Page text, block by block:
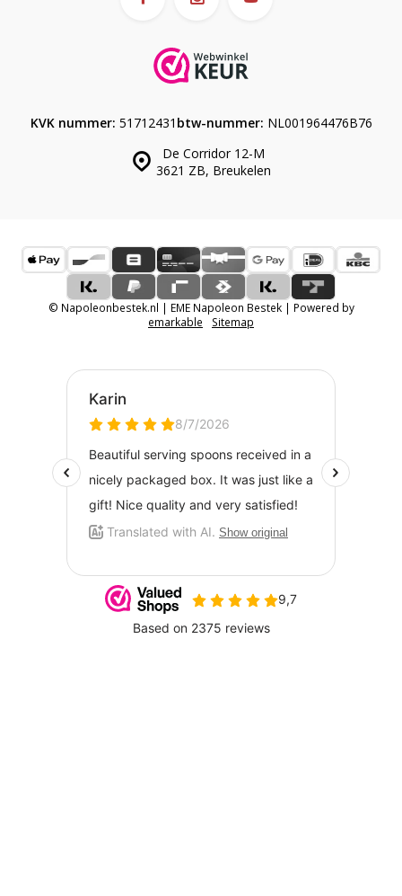
De Corridor 12-M
3621 ZB, Breukelen
KVK nummer: 51712431 btw-nummer: NL001964476B76
© Napoleonbestek.nl | EME Napoleon Bestek | Powered by
emarkable
Sitemap